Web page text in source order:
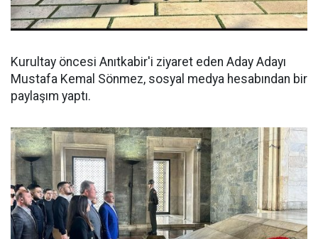
Kurultay öncesi Anıtkabir'i ziyaret eden Aday Adayı
Mustafa Kemal Sönmez, sosyal medya hesabından bir
paylaşım yaptı.